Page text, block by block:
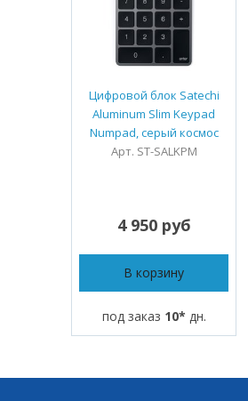
Цифровой блок Satechi
Aluminum Slim Keypad
Numpad, серый космос
Арт. ST-SALKPM
4 950 руб
В корзину
под заказ 10* дн.